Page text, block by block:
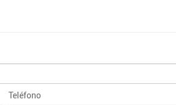
Teléfono